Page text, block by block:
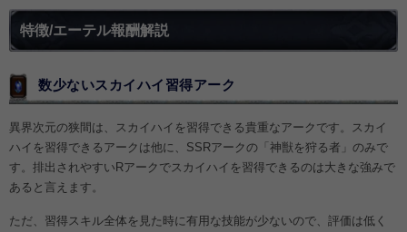
特徴/エーテル報酬解説
数少ないスカイハイ習得アーク
異界次元の狭間は、スカイハイを習得できる貴重なアークです。スカイ
ハイを習得できるアークは他に、SSRアークの「神獣を狩る者」のみで
す。排出されやすいRアークでスカイハイを習得できるのは大きな強みで
あると言えます。
ただ、習得スキル全体を見た時に有用な技能が少ないので、評価は低く